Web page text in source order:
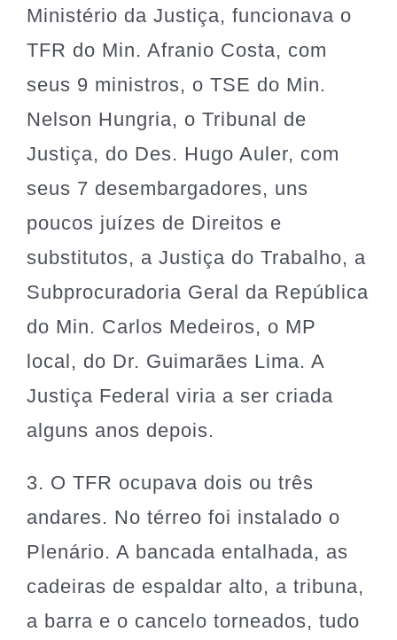
Ministério da Justiça, funcionava o
TFR do Min. Afranio Costa, com
seus 9 ministros, o TSE do Min.
Nelson Hungria, o Tribunal de
Justiça, do Des. Hugo Auler, com
seus 7 desembargadores, uns
poucos juízes de Direitos e
substitutos, a Justiça do Trabalho, a
Subprocuradoria Geral da República
do Min. Carlos Medeiros, o MP
local, do Dr. Guimarães Lima. A
Justiça Federal viria a ser criada
alguns anos depois.
3. O TFR ocupava dois ou três
andares. No térreo foi instalado o
Plenário. A bancada entalhada, as
cadeiras de espaldar alto, a tribuna,
a barra e o cancelo torneados, tudo